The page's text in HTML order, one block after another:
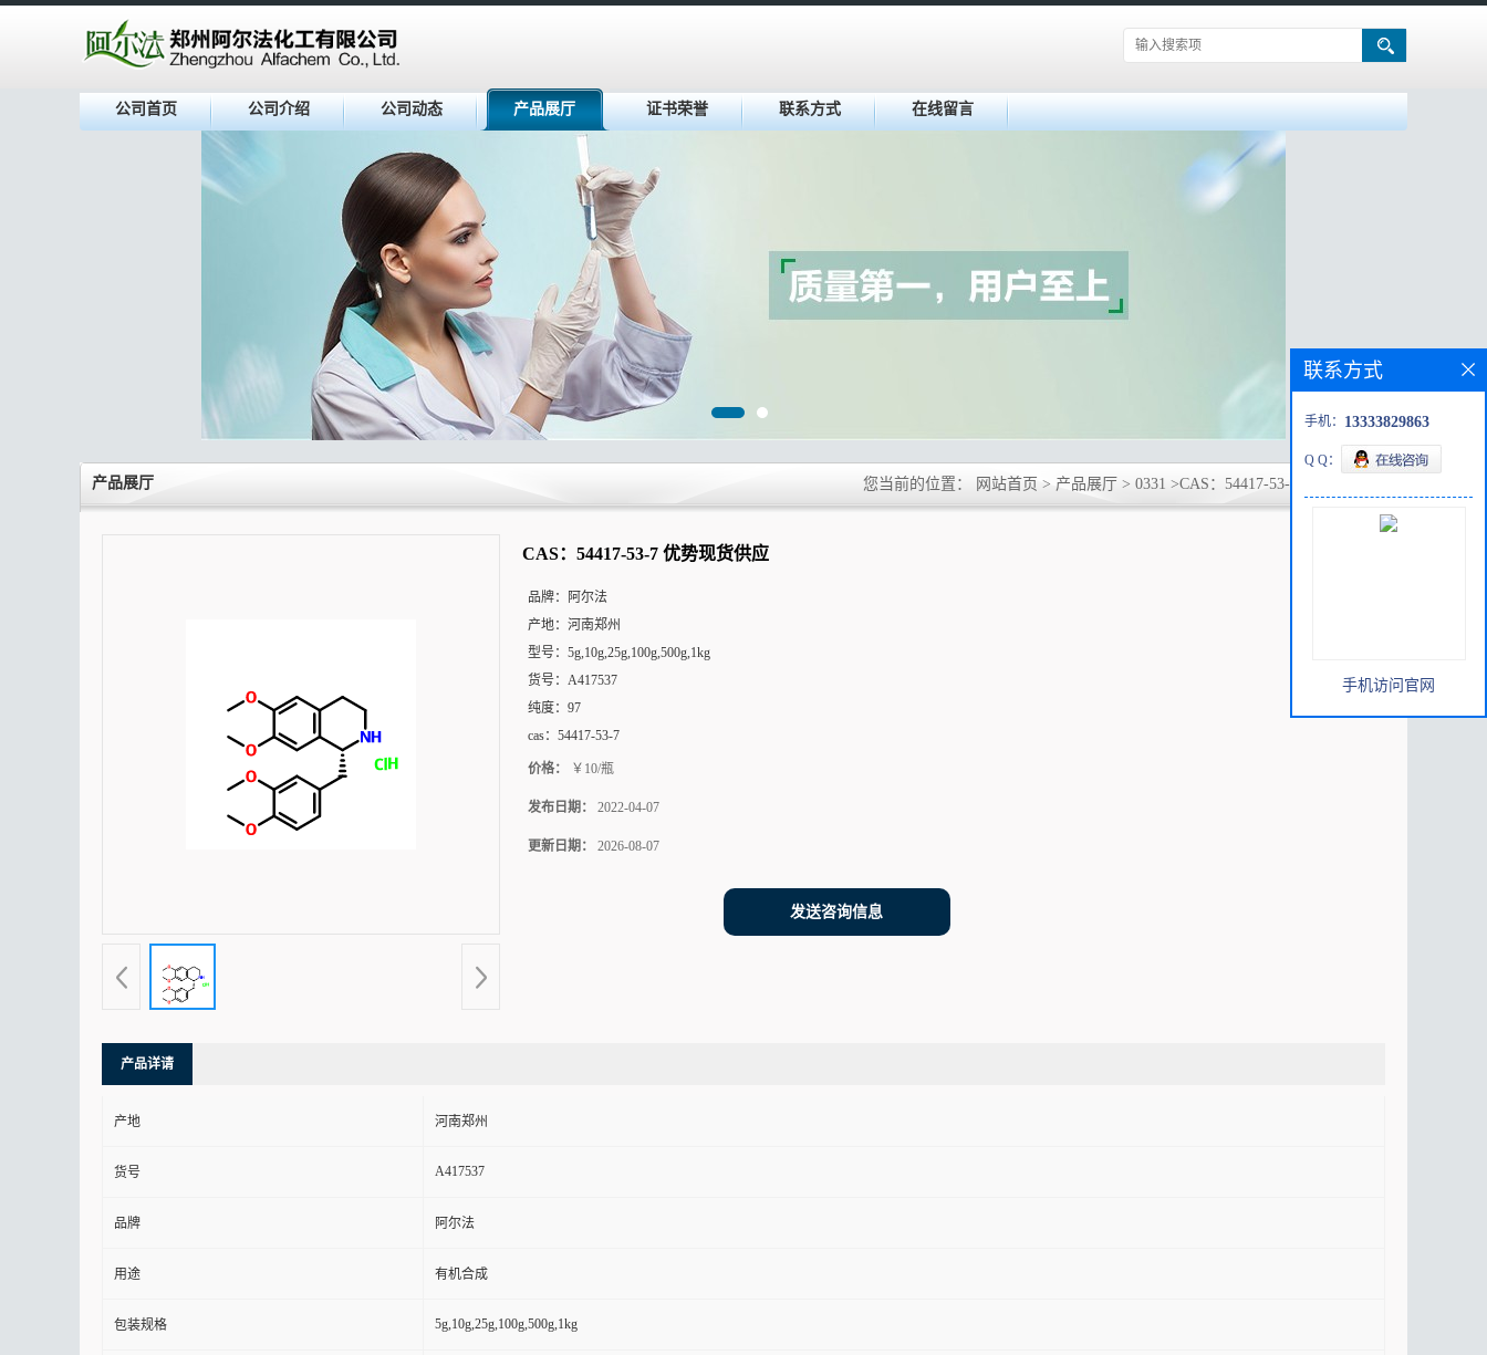
公司首页 公司介绍 公司动态 产品展厅 证书荣誉 联系方式 在线留言
产品展厅 您当前的位置： 网站首页 > 产品展厅 > 0331 >CAS：54417-53-7 优势现货供应
CAS：54417-53-7 优势现货供应
品牌：
阿尔法
产地： 河南郑州
型号： 5g,10g,25g,100g,500g,1kg
货号： A417537
纯度： 97
cas： 54417-53-7
价格： ￥10/瓶
发布日期： 2022-04-07
更新日期： 2026-08-07
发送咨询信息
产品详请
产地 河南郑州
货号 A417537
品牌 阿尔法
用途 有机合成
包装规格 5g,10g,25g,100g,500g,1kg
联系方式
手机： 13333829863
Q Q：
手机访问官网